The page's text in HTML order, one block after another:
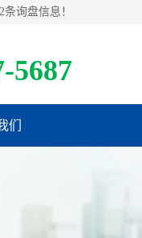
2条询盘信息！
5687
们